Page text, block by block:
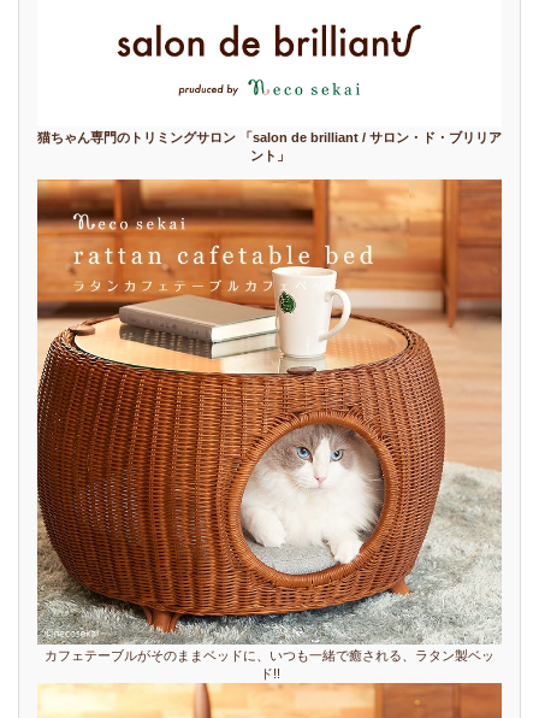
猫ちゃん専門のトリミングサロン 「salon de brilliant / サロン・ド・ブリリア
ント」
カフェテーブルがそのままベッドに、いつも一緒で癒される、ラタン製ベッ
ド!!